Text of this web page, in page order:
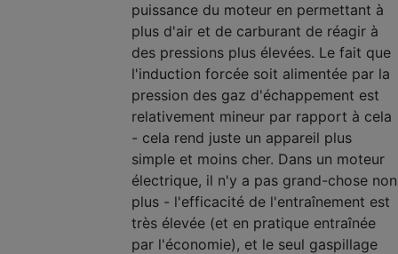
puissance du moteur en permettant à
plus d'air et de carburant de réagir à
des pressions plus élevées. Le fait que
l'induction forcée soit alimentée par la
pression des gaz d'échappement est
relativement mineur par rapport à cela
- cela rend juste un appareil plus
simple et moins cher. Dans un moteur
électrique, il n'y a pas grand-chose non
plus - l'efficacité de l'entraînement est
très élevée (et en pratique entraînée
par l'économie), et le seul gaspillage